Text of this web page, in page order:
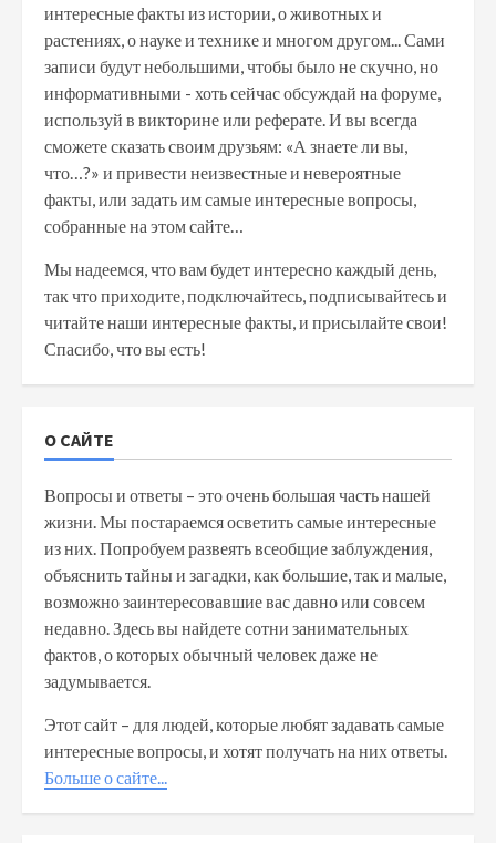
интересные факты из истории, о животных и
растениях, о науке и технике и многом другом... Сами
записи будут небольшими, чтобы было не скучно, но
информативными - хоть сейчас обсуждай на форуме,
используй в викторине или реферате. И вы всегда
сможете сказать своим друзьям: «А знаете ли вы,
что…?» и привести неизвестные и невероятные
факты, или задать им самые интересные вопросы,
собранные на этом сайте…
Мы надеемся, что вам будет интересно каждый день,
так что приходите, подключайтесь, подписывайтесь и
читайте наши интересные факты, и присылайте свои!
Спасибо, что вы есть!
О САЙТЕ
Вопросы и ответы – это очень большая часть нашей
жизни. Мы постараемся осветить самые интересные
из них. Попробуем развеять всеобщие заблуждения,
объяснить тайны и загадки, как большие, так и малые,
возможно заинтересовавшие вас давно или совсем
недавно. Здесь вы найдете сотни занимательных
фактов, о которых обычный человек даже не
задумывается.
Этот сайт – для людей, которые любят задавать самые
интересные вопросы, и хотят получать на них ответы.
Больше о сайте...